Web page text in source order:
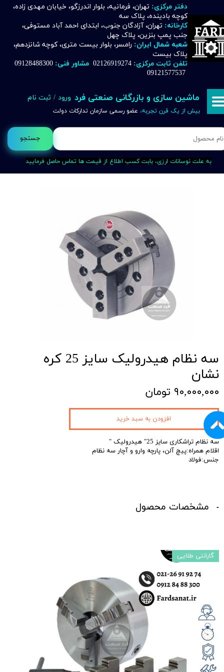
جستجو
دفتر مرکزی: تهران، فرمانیه، بلوار اندرزگو، خیابان مهدی زاده،
کوچه بادینده، پلاک سه
کارخانه: تهران، آزادگان جنوب، ابتدای احمد آباد مستوفی،
جنب پمپ بنزین، پلاک چهل
شعبه شمال ایران: رامسر، بلوار بیست متری، کوچه شانزدهم،
پلاک بیست
تلفن ثابت مرکزی: 02126919274 مشاور فنی:
09121577537
ماشین سازی و بازرگانی صنعتی فرد
بیش از یک قرن تجربه، عضو رسمی سازمان تدارکات دولت
ورود / ثبت نام
حساب کاربری من
تغییر گذر واژه
خروج از حساب کاربری
به علت نوسانات ارزی، بابت کسب اطلاع از قیمت ها تماس حاصل فرمایید
سه نظام هیدرولیک سایز 25 کره
نشان
۹۰,۰۰۰,۰۰۰ تومان
سه نظام تراشکاری سایز 25" هیدرولیک "
اقلام همراه:پیچ آلن، پارچه وارو و آچار سه نظام
جنس:فولاد
افزودن به سبد خرید
مشخصات محصول
گارانتی طلایی